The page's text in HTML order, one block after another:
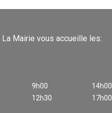
La Mairie vous accueille les:
9h00
12h30
14h00
17h00